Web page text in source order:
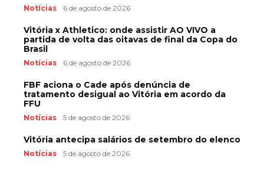
Notícias 6 de agosto de 2026
Vitória x Athletico: onde assistir AO VIVO a
partida de volta das oitavas de final da Copa do
Brasil
Notícias 6 de agosto de 2026
FBF aciona o Cade após denúncia de
tratamento desigual ao Vitória em acordo da
FFU
Notícias 5 de agosto de 2026
Vitória antecipa salários de setembro do elenco
Notícias 5 de agosto de 2026